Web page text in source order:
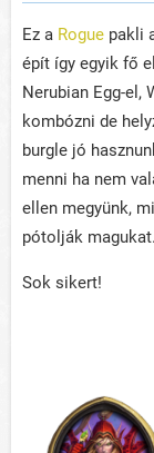
Ez a Rogue pakli
épít így egyik fő
Nerubian Egg-el,
kombózni de
burgle jó
menni ha nem
ellen megyünk,
pótolják
Sok sikert!